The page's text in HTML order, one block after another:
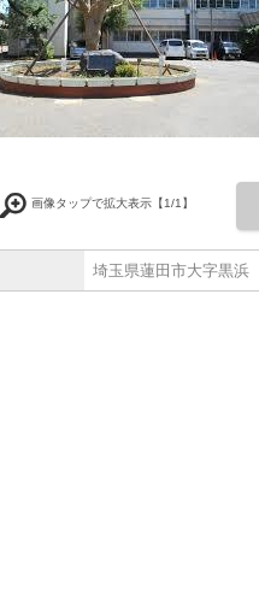
画像タップで拡大表示【1/1】
埼玉県蓮田市大字黒浜